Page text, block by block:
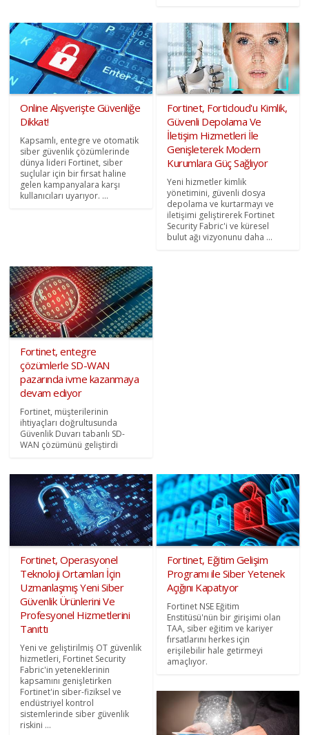
Online Alışverişte Güvenliğe
Dikkat!
Kapsamlı, entegre ve otomatik
siber güvenlik çözümlerinde
dünya lideri Fortinet, siber
suçlular için bir fırsat haline
gelen kampanyalara karşı
kullanıcıları uyarıyor. ...
Fortinet, Forticloud'u Kimlik,
Güvenli Depolama Ve
İletişim Hizmetleri İle
Genişleterek Modern
Kurumlara Güç Sağlıyor
Yeni hizmetler kimlik
yönetimini, güvenli dosya
depolama ve kurtarmayı ve
iletişimi geliştirerek Fortinet
Security Fabric'i ve küresel
bulut ağı vizyonunu daha ...
Fortinet, entegre
çözümlerle SD-WAN
pazarında ivme kazanmaya
devam ediyor
Fortinet, müşterilerinin
ihtiyaçları doğrultusunda
Güvenlik Duvarı tabanlı SD-
WAN çözümünü geliştirdi
Fortinet, Operasyonel
Teknoloji Ortamları İçin
Uzmanlaşmış Yeni Siber
Güvenlik Ürünlerini Ve
Profesyonel Hizmetlerini
Tanıttı
Yeni ve geliştirilmiş OT güvenlik
hizmetleri, Fortinet Security
Fabric'in yeteneklerinin
kapsamını genişletirken
Fortinet'in siber-fiziksel ve
endüstriyel kontrol
sistemlerinde siber güvenlik
riskini ...
Fortinet, Eğitim Gelişim
Programı ile Siber Yetenek
Açığını Kapatıyor
Fortinet NSE Eğitim
Enstitüsü'nün bir girişimi olan
TAA, siber eğitim ve kariyer
fırsatlarını herkes için
erişilebilir hale getirmeyi
amaçlıyor.